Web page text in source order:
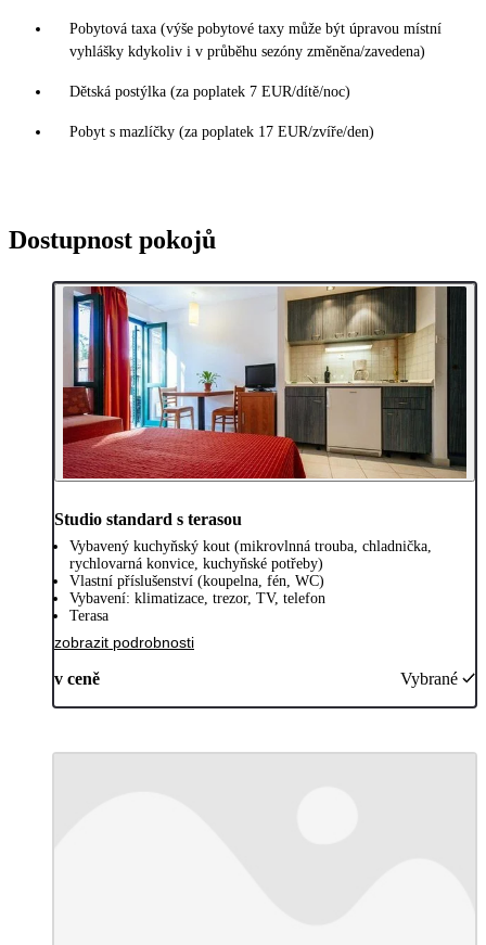
Pobytová taxa (výše pobytové taxy může být úpravou místní
vyhlášky kdykoliv i v průběhu sezóny změněna/zavedena)
Dětská postýlka (za poplatek 7 EUR/dítě/noc)
Pobyt s mazlíčky (za poplatek 17 EUR/zvíře/den)
Dostupnost pokojů
Studio standard s terasou
Vybavený kuchyňský kout (mikrovlnná trouba, chladnička,
rychlovarná konvice, kuchyňské potřeby)
Vlastní příslušenství (koupelna, fén, WC)
Vybavení: klimatizace, trezor, TV, telefon
Terasa
zobrazit podrobnosti
v ceně Vybrané